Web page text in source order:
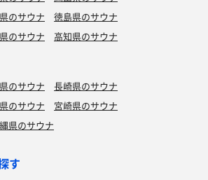
のサウナ
徳島県のサウナ
のサウナ 高知県のサウナ
のサウナ
長崎県のサウナ
のサウナ
宮崎県のサウナ
県のサウナ
す